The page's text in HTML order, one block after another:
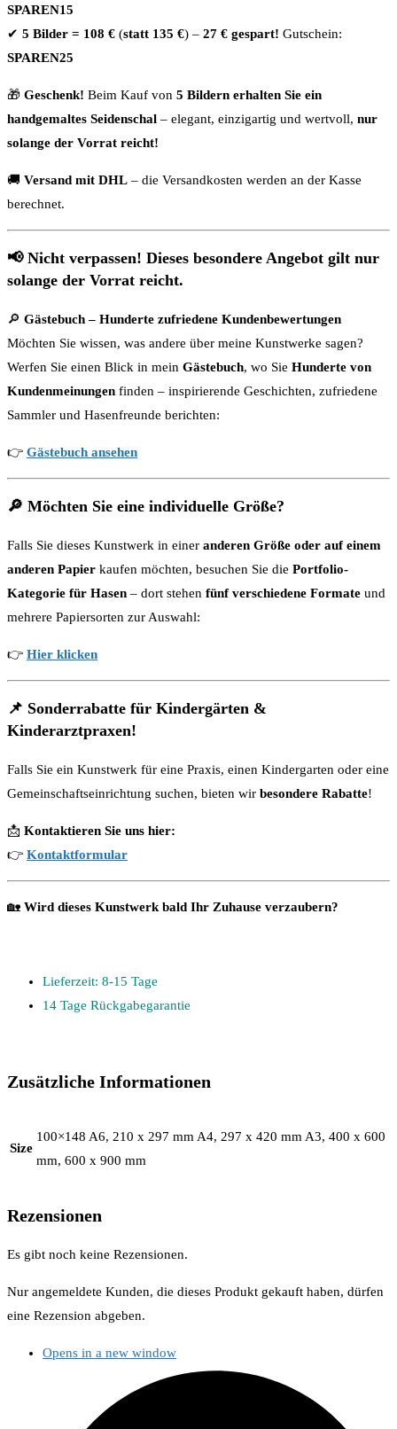
SPAREN15
✔ 5 Bilder = 108 € (statt 135 €) – 27 € gespart! Gutschein:
SPAREN25
🎁 Geschenk! Beim Kauf von 5 Bildern erhalten Sie ein
handgemaltes Seidenschal – elegant, einzigartig und wertvoll, nur
solange der Vorrat reicht!
🚚 Versand mit DHL – die Versandkosten werden an der Kasse
berechnet.
📢 Nicht verpassen! Dieses besondere Angebot gilt nur
solange der Vorrat reicht.
🔎 Gästebuch – Hunderte zufriedene Kundenbewertungen
Möchten Sie wissen, was andere über meine Kunstwerke sagen?
Werfen Sie einen Blick in mein Gästebuch, wo Sie Hunderte von
Kundenmeinungen finden – inspirierende Geschichten, zufriedene
Sammler und Hasenfreunde berichten:
👉 Gästebuch ansehen
🔎 Möchten Sie eine individuelle Größe?
Falls Sie dieses Kunstwerk in einer anderen Größe oder auf einem
anderen Papier kaufen möchten, besuchen Sie die Portfolio-
Kategorie für Hasen – dort stehen fünf verschiedene Formate und
mehrere Papiersorten zur Auswahl:
👉 Hier klicken
📌 Sonderrabatte für Kindergärten &
Kinderarztpraxen!
Falls Sie ein Kunstwerk für eine Praxis, einen Kindergarten oder eine
Gemeinschaftseinrichtung suchen, bieten wir besondere Rabatte!
📩 Kontaktieren Sie uns hier:
👉 Kontaktformular
🏡 Wird dieses Kunstwerk bald Ihr Zuhause verzaubern?
Lieferzeit: 8-15 Tage
14 Tage Rückgabegarantie
Zusätzliche Informationen
Size
100×148 A6, 210 x 297 mm A4, 297 x 420 mm A3, 400 x 600
mm, 600 x 900 mm
Rezensionen
Es gibt noch keine Rezensionen.
Nur angemeldete Kunden, die dieses Produkt gekauft haben, dürfen
eine Rezension abgeben.
Opens in a new window